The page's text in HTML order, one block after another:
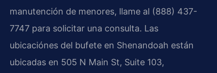
manutención de menores, llame al (888) 437-
7747 para solicitar una consulta. Las
ubicaciónes del bufete en Shenandoah están
ubicadas en 505 N Main St, Suite 103,